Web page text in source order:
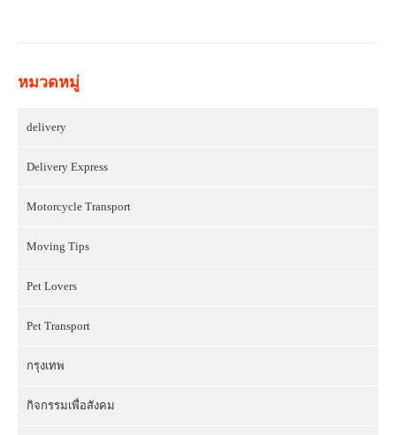
หมวดหมู่
delivery
Delivery Express
Motorcycle Transport
Moving Tips
Pet Lovers
Pet Transport
กรุงเทพ
กิจกรรมเพื่อสังคม